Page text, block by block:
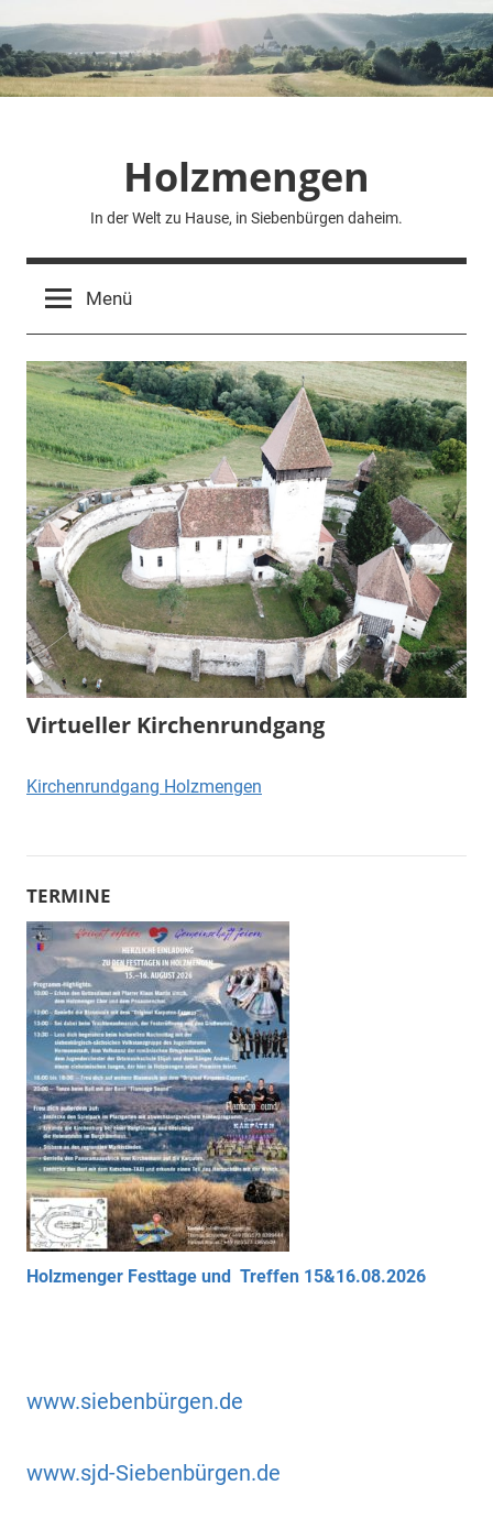
Inhalt
springen
Holzmengen
In der Welt zu Hause, in Siebenbürgen daheim.
Menü
Virtueller Kirchenrundgang
Kirchenrundgang Holzmengen
TERMINE
Holzmenger Festtage und Treffen 15&16.08.2026
www.siebenbürgen.de
www.sjd-Siebenbürgen.de